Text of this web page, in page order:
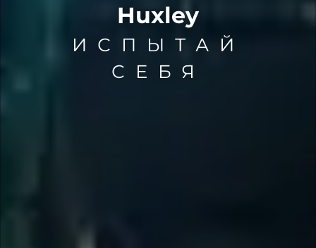
Huxley
ИСПЫТАЙ
СЕБЯ